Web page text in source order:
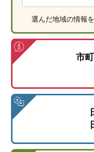
選んだ地域の情報
市